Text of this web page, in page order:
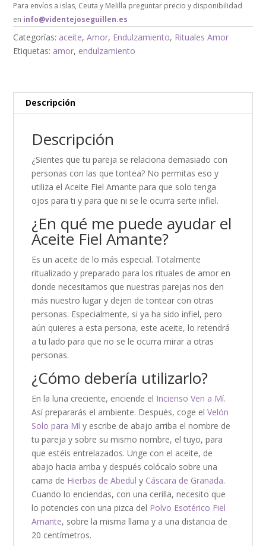
Para envíos a islas, Ceuta y Melilla preguntar precio y disponibilidad
en info@videntejoseguillen.es
Categorías: aceite,Amor, Endulzamiento, Rituales Amor
Etiquetas: amor, endulzamiento
Descripción
Descripción
¿Sientes que tu pareja se relaciona demasiado con
personas con las que tontea? No permitas eso y
utiliza el Aceite Fiel Amante para que solo tenga
ojos para ti y para que ni se le ocurra serte infiel.
¿En qué me puede ayudar el
Aceite Fiel Amante?
Es un aceite de lo más especial. Totalmente
ritualizado y preparado para los rituales de amor en
donde necesitamos que nuestras parejas nos den
más nuestro lugar y dejen de tontear con otras
personas. Especialmente, si ya ha sido infiel, pero
aún quieres a esta persona, este aceite, lo retendrá
a tu lado para que no se le ocurra mirar a otras
personas.
¿Cómo debería utilizarlo?
En la luna creciente, enciende el Incienso Ven a Mí.
Así prepararás el ambiente. Después, coge elVelón
Solo para Mí y escribe de abajo arriba el nombre de
tu pareja y sobre su mismo nombre, el tuyo, para
que estéis entrelazados. Unge con el aceite, de
abajo hacia arriba y después colócalo sobre una
cama de Hierbas de Abedul y Cáscara de Granada.
Cuando lo enciendas, con una cerilla, necesito que
lo potencies con una pizca del Polvo Esotérico Fiel
Amante, sobre la misma llama y a una distancia de
20 centímetros.